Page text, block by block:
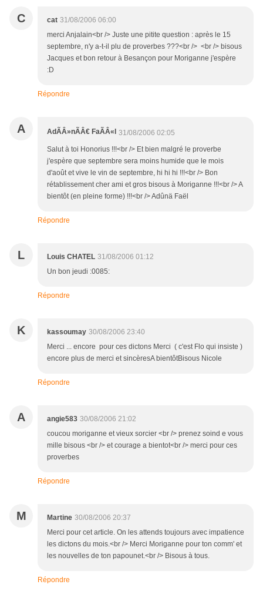
C cat 31/08/2006 06:00
merci Anjalain<br /> Juste une pitite question : après le 15
septembre, n'y a-t-il plu de proverbes ???<br /> <br /> bisous
Jacques et bon retour à Besançon pour Moriganne j'espère
:D
Répondre
A AdÃÂ»nÃÂ€ FaÃÂ«l 31/08/2006 02:05
Salut à toi Honorius !!!<br /> Et bien malgré le proverbe
j'espère que septembre sera moins humide que le mois
d'août et vive le vin de septembre, hi hi hi !!!<br /> Bon
rétablissement cher ami et gros bisous à Moriganne !!!<br /> A
bientôt (en pleine forme) !!!<br /> Adûnä Faël
Répondre
L Louis CHATEL 31/08/2006 01:12
Un bon jeudi :0085:
Répondre
K kassoumay 30/08/2006 23:40
Merci ... encore pour ces dictons Merci ( c'est Flo qui insiste )
encore plus de merci et sincèresA bientôtBisous Nicole
Répondre
A angie583 30/08/2006 21:02
coucou moriganne et vieux sorcier <br /> prenez soind e vous
mille bisous <br /> et courage a bientot<br /> merci pour ces
proverbes
Répondre
M Martine 30/08/2006 20:37
Merci pour cet article. On les attends toujours avec impatience
les dictons du mois.<br /> Merci Moriganne pour ton comm' et
les nouvelles de ton papounet.<br /> Bisous à tous.
Répondre